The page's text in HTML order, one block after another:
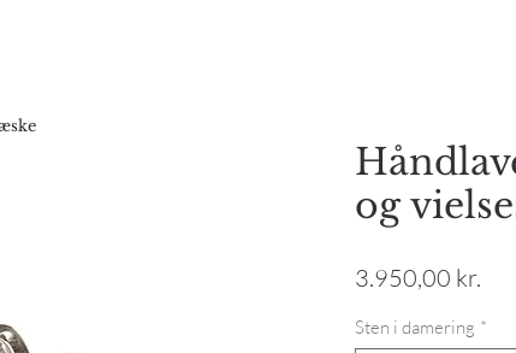
og
3.950,00 kr.
Sten i damering *